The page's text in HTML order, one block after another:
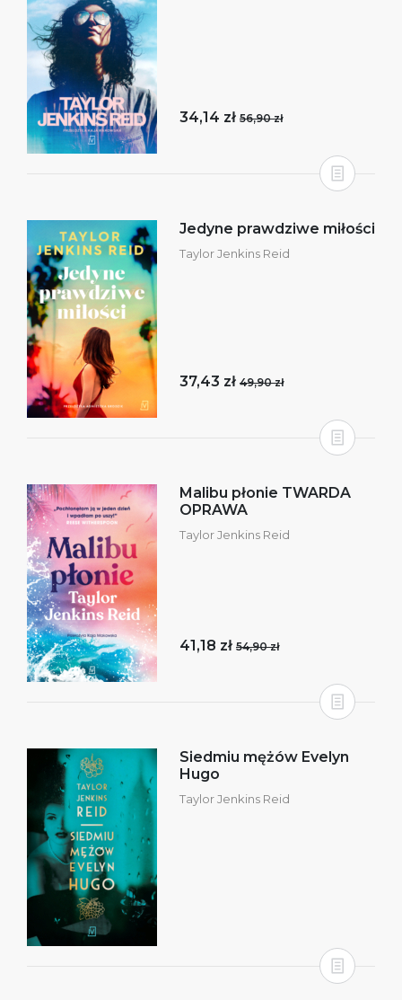
34,14 zł 56,90 zł
Jedyne prawdziwe miłości
Taylor Jenkins Reid
37,43 zł 49,90 zł
Malibu płonie TWARDA
OPRAWA
Taylor Jenkins Reid
41,18 zł 54,90 zł
Siedmiu mężów Evelyn
Hugo
Taylor Jenkins Reid